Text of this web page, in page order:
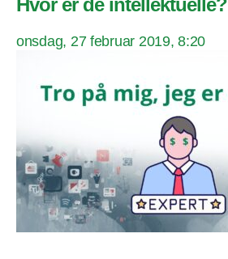
Hvor er de intellektuelle?
onsdag, 27 februar 2019, 8:20